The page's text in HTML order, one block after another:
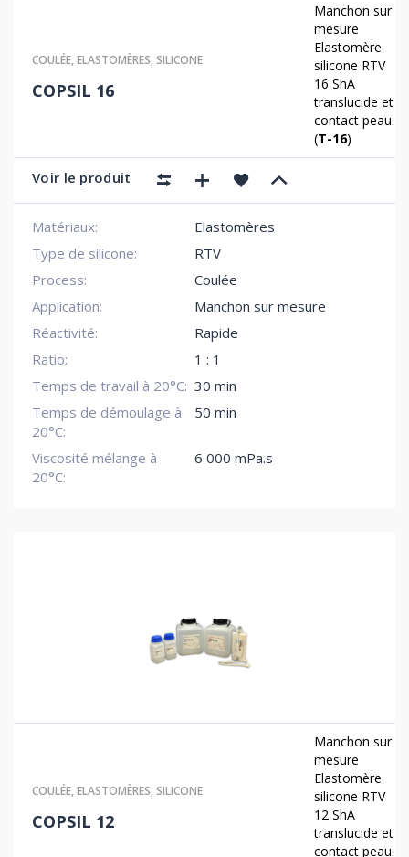
COULÉE,ELASTOMÈRES,SILICONE
COPSIL 16
Manchon sur
mesure
Elastomère
silicone RTV
16 ShA
translucide et
contact peau
(T-16)
Voir le produit
Matériaux:
Elastomères
Type de silicone:
RTV
Process:
Coulée
Application:
Manchon sur mesure
Réactivité:
Rapide
Ratio:
1 : 1
Temps de travail à 20°C: 30 min
Temps de démoulage à
20°C:
50 min
Viscosité mélange à
20°C:
6 000 mPa.s
COULÉE,ELASTOMÈRES,SILICONE
COPSIL 12
Manchon sur
mesure
Elastomère
silicone RTV
12 ShA
translucide et
contact peau